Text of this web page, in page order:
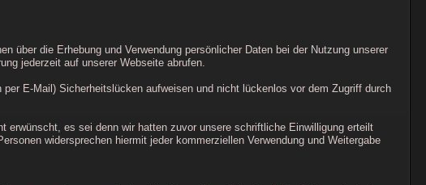
über die Erhebung und Verwendung persönlicher Daten bei der Nutzung unserer
jederzeit auf unserer Webseite abrufen.
E-Mail) Sicherheitslücken aufweisen und nicht lückenlos vor dem Zugriff durch
erwünscht, es sei denn wir hatten zuvor unsere schriftliche Einwilligung erteilt
widersprechen hiermit jeder kommerziellen Verwendung und Weitergabe